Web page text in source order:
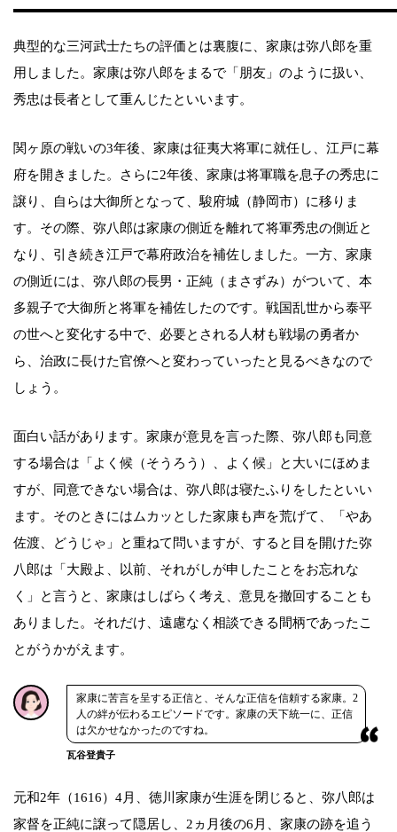
典型的な三河武士たちの評価とは裏腹に、家康は弥八郎を重
用しました。家康は弥八郎をまるで「朋友」のように扱い、
秀忠は長者として重んじたといいます。
関ヶ原の戦いの3年後、家康は征夷大将軍に就任し、江戸に幕
府を開きました。さらに2年後、家康は将軍職を息子の秀忠に
譲り、自らは大御所となって、駿府城（静岡市）に移りま
す。その際、弥八郎は家康の側近を離れて将軍秀忠の側近と
なり、引き続き江戸で幕府政治を補佐しました。一方、家康
の側近には、弥八郎の長男・正純（まさずみ）がついて、本
多親子で大御所と将軍を補佐したのです。戦国乱世から泰平
の世へと変化する中で、必要とされる人材も戦場の勇者か
ら、治政に長けた官僚へと変わっていったと見るべきなので
しょう。
面白い話があります。家康が意見を言った際、弥八郎も同意
する場合は「よく候（そうろう）、よく候」と大いにほめま
すが、同意できない場合は、弥八郎は寝たふりをしたといい
ます。そのときにはムカッとした家康も声を荒げて、「やあ
佐渡、どうじゃ」と重ねて問いますが、すると目を開けた弥
八郎は「大殿よ、以前、それがしが申したことをお忘れな
く」と言うと、家康はしばらく考え、意見を撤回することも
ありました。それだけ、遠慮なく相談できる間柄であったこ
とがうかがえます。
家康に苦言を呈する正信と、そんな正信を信頼する家康。2
人の絆が伝わるエピソードです。家康の天下統一に、正信
は欠かせなかったのですね。
瓦谷登貴子
元和2年（1616）4月、徳川家康が生涯を閉じると、弥八郎は
家督を正純に譲って隠居し、2ヵ月後の6月、家康の跡を追う